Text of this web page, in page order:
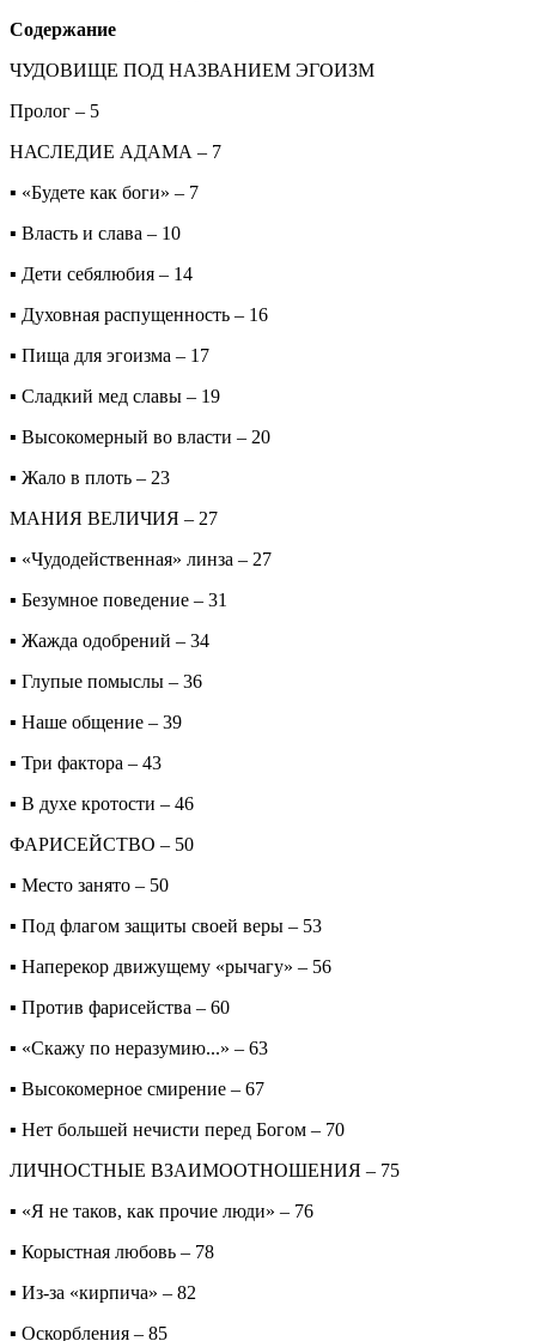
Содержание
ЧУДОВИЩЕ ПОД НАЗВАНИЕМ ЭГОИЗМ
Пролог – 5
НАСЛЕДИЕ АДАМА – 7
▪ «Будете как боги» – 7
▪ Власть и слава – 10
▪ Дети себялюбия – 14
▪ Духовная распущенность – 16
▪ Пища для эгоизма – 17
▪ Сладкий мед славы – 19
▪ Высокомерный во власти – 20
▪ Жало в плоть – 23
МАНИЯ ВЕЛИЧИЯ – 27
▪ «Чудодейственная» линза – 27
▪ Безумное поведение – 31
▪ Жажда одобрений – 34
▪ Глупые помыслы – 36
▪ Наше общение – 39
▪ Три фактора – 43
▪ В духе кротости – 46
ФАРИСЕЙСТВО – 50
▪ Место занято – 50
▪ Под флагом защиты своей веры – 53
▪ Наперекор движущему «рычагу» – 56
▪ Против фарисейства – 60
▪ «Скажу по неразумию...» – 63
▪ Высокомерное смирение – 67
▪ Нет большей нечисти перед Богом – 70
ЛИЧНОСТНЫЕ ВЗАИМООТНОШЕНИЯ – 75
▪ «Я не таков, как прочие люди» – 76
▪ Корыстная любовь – 78
▪ Из-за «кирпича» – 82
▪ Оскорбления – 85